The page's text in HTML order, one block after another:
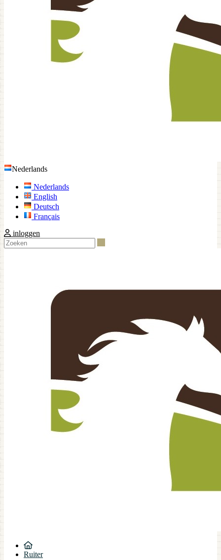
Nederlands
Nederlands
English
Deutsch
Français
inloggen
Ruiter